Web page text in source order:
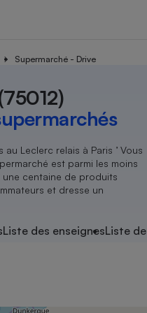
Supermarché - Drive
Leclerc relais à Paris ’ Vous
est parmi les moins
une centaine de produits
et dresse un
Liste des enseignesListe
Magasin - Grande surface
Méthode de vente -
Organismes de défense
Système judiciairegratuit
Déchet
Achat - Vente - Travaux
Location
Sport
électrique
Démarche administrative
Senior
Service marchand
Train
Transport aérien
locale
Ensemble